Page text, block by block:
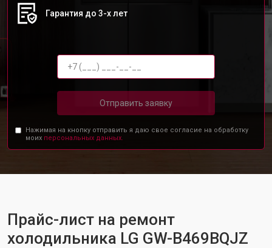
Гарантия до 3-х лет
Отправить заявку
Нажимая на кнопку отправить я даю свое согласие на обработку
моих персональных данных.
Прайс-лист на ремонт
холодильника LG GW-B469BQJZ